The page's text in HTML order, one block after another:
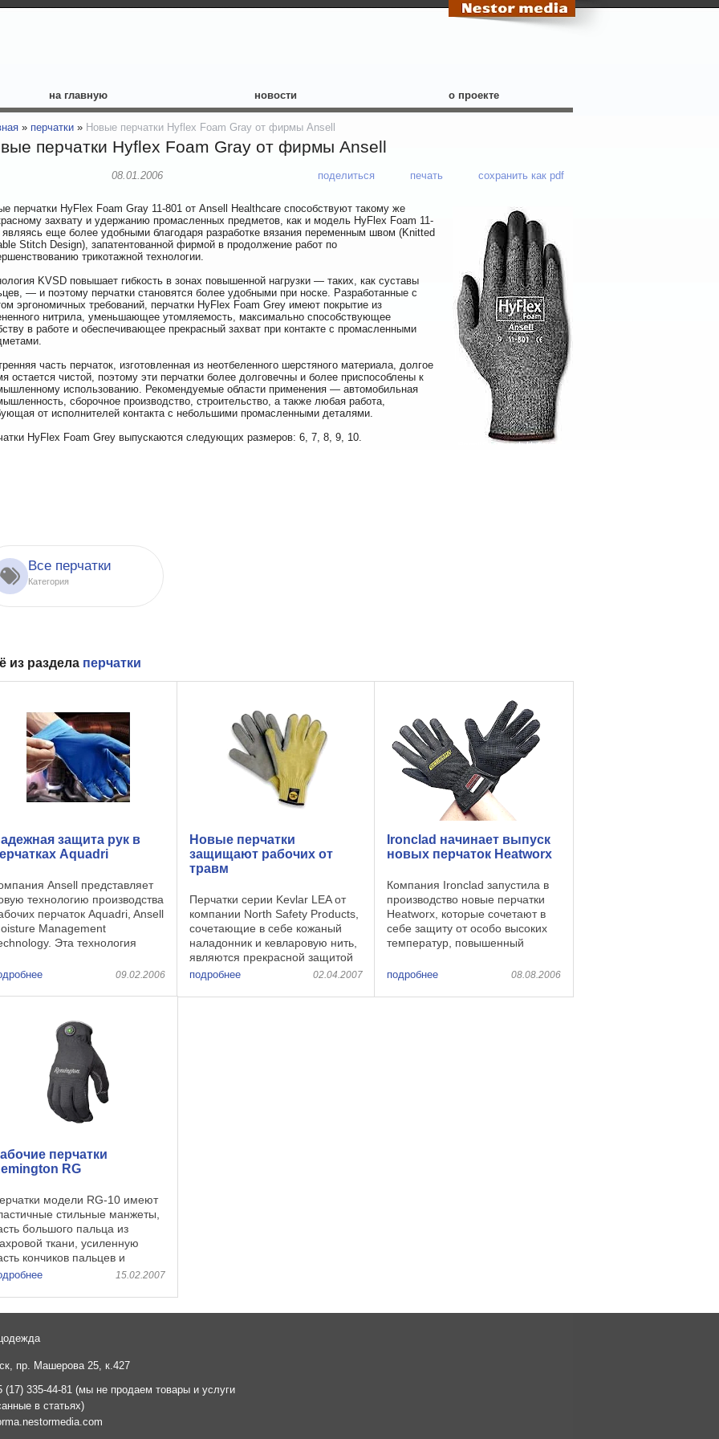
на главную новости о проекте
» перчатки » Новые перчатки Hyflex Foam Gray от фирмы Ansell
перчатки Hyflex Foam Gray от фирмы Ansell
08.01.2006 поделиться печать сохранить как pdf
перчатки HyFlex Foam Gray 11-801 от Ansell Healthcare способствуют такому же
захвату и удержанию промасленных предметов, как и модель HyFlex Foam 11-
являясь еще более удобными благодаря разработке вязания переменным швом (Knitted
Stitch Design), запатентованной фирмой в продолжение работ по
трикотажной технологии.
KVSD повышает гибкость в зонах повышенной нагрузки — таких, как суставы
— и поэтому перчатки становятся более удобными при носке. Разработанные с
эргономичных требований, перчатки HyFlex Foam Grey имеют покрытие из
нитрила, уменьшающее утомляемость, максимально способствующее
в работе и обеспечивающее прекрасный захват при контакте с промасленными
часть перчаток, изготовленная из неотбеленного шерстяного материала, долгое
остается чистой, поэтому эти перчатки более долговечны и более приспособлены к
использованию. Рекомендуемые области применения — автомобильная
сборочное производство, строительство, а также любая работа,
от исполнителей контакта с небольшими промасленными деталями.
HyFlex Foam Grey выпускаются следующих размеров: 6, 7, 8, 9, 10.
Все перчатки
Категория
из раздела перчатки
защита рук в
Aquadri
Ansell представляет
технологию производства
перчаток Aquadri, Ansell
Management
Эта технология
любых
Aquadri – это
09.02.2006
Новые перчатки
защищают рабочих от
травм
Перчатки серии Kevlar LEA от
компании North Safety Products,
сочетающие в себе кожаный
наладонник и кевларовую нить,
являются прекрасной защитой
рук для монтажников, металло-
строителей и производителей
подробнее 02.04.2007
Ironclad начинает выпуск
новых перчаток Heatworx
Компания Ironclad запустила в
производство новые перчатки
Heatworx, которые сочетают в
себе защиту от особо высоких
температур, повышенный
эксплутационные качества. При
используются ...
подробнее 08.08.2006
перчатки
RG
модели RG-10 имеют
стильные манжеты,
большого пальца из
ткани, усиленную
кончиков пальцев и
наладонники. Они
RG-11 являются
защиты рук общего
15.02.2007
пр. Машерова 25, к.427
(17) 335-44-81 (мы не продаем товары и услуги
в статьях)